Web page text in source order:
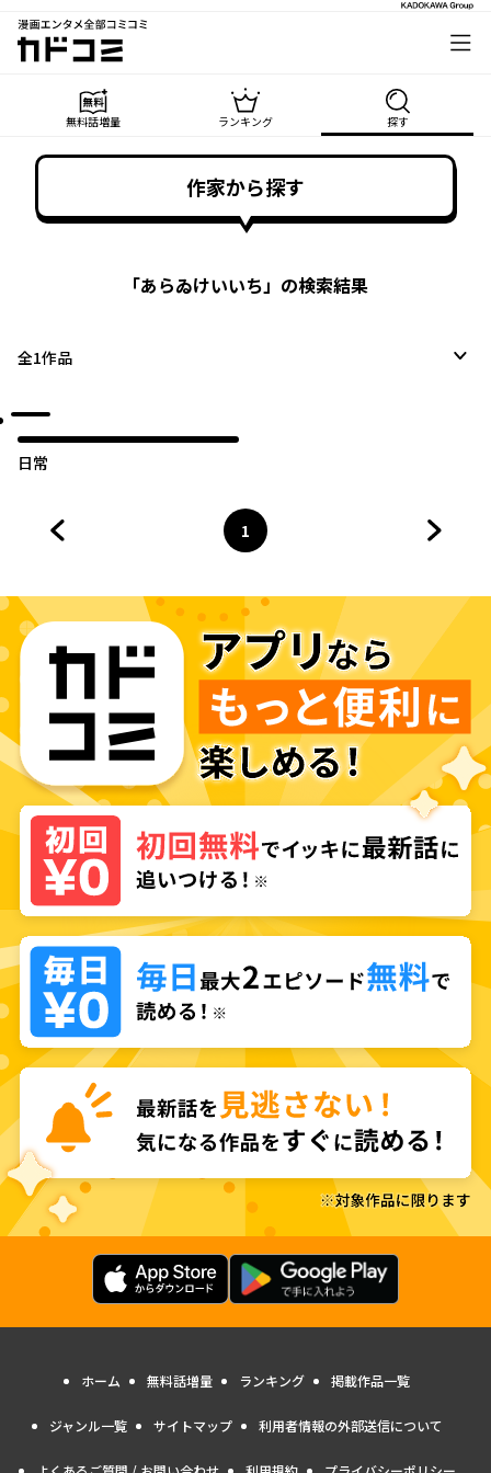
漫画エンタメ全部コミコミ
カドコミ
無料話増量 ランキング 探す
作家から探す
「あらゐけいいち」の検索結果
全1作品
日常
ページ
1
へ
ホーム 無料話増量 ランキング 掲載作品一覧
ジャンル一覧 サイトマップ 利用者情報の外部送信について